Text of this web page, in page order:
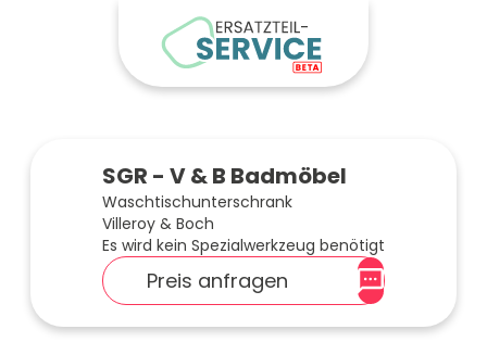
SGR - V & B Badmöbel
Waschtischunterschrank
Villeroy & Boch
Es wird kein Spezialwerkzeug benötigt
Preis anfragen